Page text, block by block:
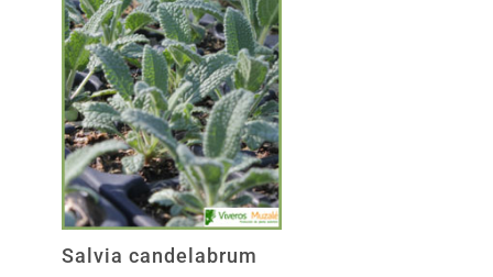
Salvia candelabrum